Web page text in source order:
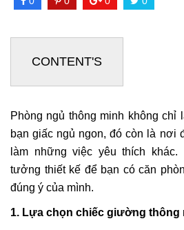
CONTENT'S
Phòng ngủ thông minh không
bạn giấc ngủ ngon, đó còn là nơi
làm những việc yêu thích
tưởng thiết kế để bạn có căn
đúng ý của mình.
1. Lựa chọn chiếc giường thông